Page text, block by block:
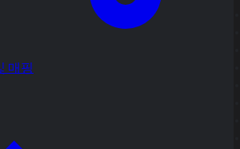
매핑